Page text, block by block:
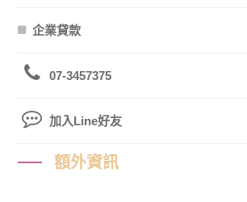
企業貸款
07-3457375
加入Line好友
額外資訊